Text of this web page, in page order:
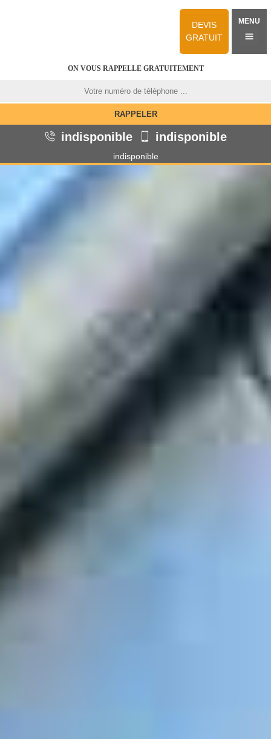
DEVIS
GRATUIT
MENU
ON VOUS RAPPELLE GRATUITEMENT
indisponible indisponible
indisponible